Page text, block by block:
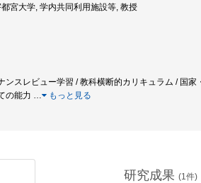
宮大学, 学内共同利用施設等, 教授
ンスレビュー学習 / 教科横断的カリキュラム / 国
の能力 … もっと見る
研究成果 (1件)